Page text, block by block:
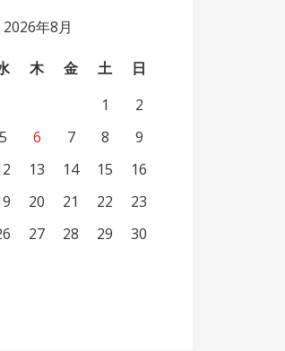
2026年8月
木 金 土 日
1
2
5 6 7 8
9
13 14 15
16
20 21 22
23
27 28 29
30